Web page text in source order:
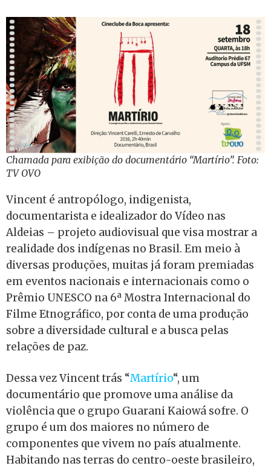
Chamada para exibição do documentário “Martírio”. Foto:
TV OVO
Vincent é antropólogo, indigenista,
documentarista e idealizador do Vídeo nas
Aldeias – projeto audiovisual que visa mostrar a
realidade dos indígenas no Brasil. Em meio à
diversas produções, muitas já foram premiadas
em eventos nacionais e internacionais como o
Prêmio UNESCO na 6ª Mostra Internacional do
Filme Etnográfico, por conta de uma produção
sobre a diversidade cultural e a busca pelas
relações de paz.
Dessa vez Vincent trás “Martírio“, um
documentário que promove uma análise da
violência que o grupo Guarani Kaiowá sofre. O
grupo é um dos maiores no número de
componentes que vivem no país atualmente.
Habitando nas terras do centro-oeste brasileiro,